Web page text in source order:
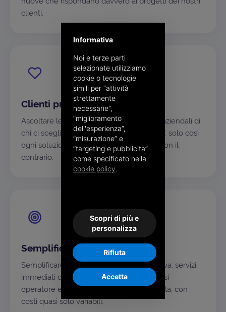
clienti.
Clienti prima di tutto
Ascoltare le esigenze e capire i processi aziendali di
chi ci sceglie è il nostro punto di partenza: solo così
ogni soluzione si adatta al singolo caso, non il
contrario.
Semplificare, sempre
Semplificare è la nostra ossessione positiva: servizi
immediati da usare, alla portata di qualsiasi
operatore e sostenibili anche su larga scala, con
costi quasi solo variabili.
Informativa
Noi e terze parti
selezionate utilizziamo
cookie o tecnologie
simili per “attività
strettamente
necessarie”,
“miglioramento
dell'esperienza”,
“misurazione” e
“targeting e pubblicità”
come specificato nella
cookie policy.
Scopri di più e
personalizza
Rifiuta
Accetta